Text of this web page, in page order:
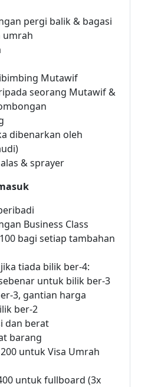
pergi balik & bagasi
umrah
Mutawif
seorang Mutawif &
dibenarkan oleh
& sprayer
Business Class
bagi setiap tambahan
tiada bilik ber-4:
untuk bilik ber-3
3, gantian harga
ber-2
dan berat
barang
untuk Visa Umrah
untuk fullboard (3x